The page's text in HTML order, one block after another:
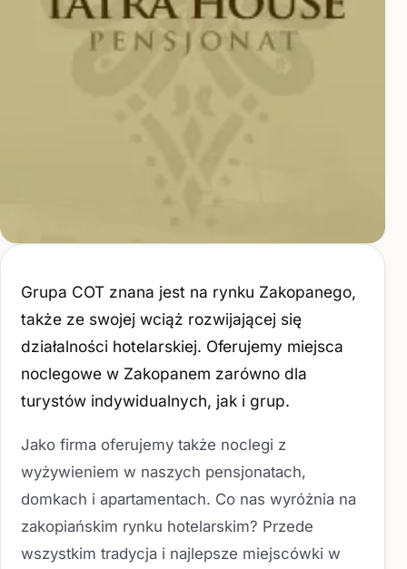
Grupa COT znana jest na rynku Zakopanego,
także ze swojej wciąż rozwijającej się
działalności hotelarskiej. Oferujemy miejsca
noclegowe w Zakopanem zarówno dla
turystów indywidualnych, jak i grup.
Jako firma oferujemy także noclegi z
wyżywieniem w naszych pensjonatach,
domkach i apartamentach. Co nas wyróżnia na
zakopiańskim rynku hotelarskim? Przede
wszystkim tradycja i najlepsze miejscówki w